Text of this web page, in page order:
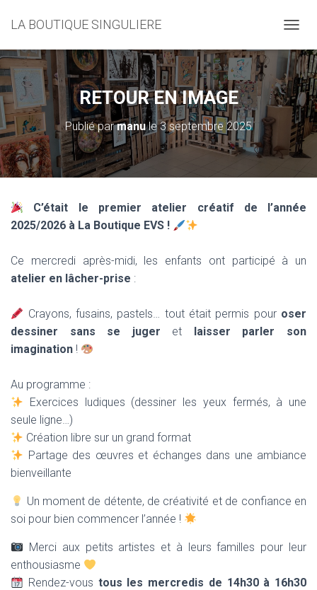
LA BOUTIQUE SINGULIERE
É
L
I
E
R
L
A
N
G
O
RETOUR EN IMAGE
Publié parmanule3 septembre 2025
C’était le premier atelier créatif de l’année
2025/2026 à La Boutique EVS !
Ce mercredi après-midi, les enfants ont participé à un
atelier en lâcher-prise :
Crayons, fusains, pastels… tout était permis pour oser
dessiner sans se juger et laisser parler son
imagination !
Au programme :
Exercices ludiques (dessiner les yeux fermés, à une
seule ligne…)
Création libre sur un grand format
Partage des œuvres et échanges dans une ambiance
bienveillante
Un moment de détente, de créativité et de confiance en
soi pour bien commencer l’année !
Merci aux petits artistes et à leurs familles pour leur
enthousiasme
Rendez-vous tous les mercredis de 14h30 à 16h30